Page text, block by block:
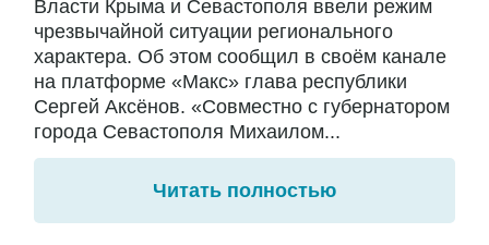
Власти Крыма и Севастополя ввели режим
чрезвычайной ситуации регионального
характера. Об этом сообщил в своём канале
на платформе «Макс» глава республики
Сергей Аксёнов. «Совместно с губернатором
города Севастополя Михаилом...
Читать полностью